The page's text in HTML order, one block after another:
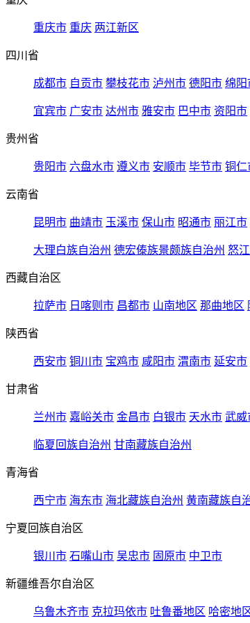
重庆市 重庆 两江新区
四川省
成都市 自贡市 攀枝花市 泸州市 德阳市 绵阳
宜宾市 广安市 达州市 雅安市 巴中市 资阳市
贵州省
贵阳市 六盘水市 遵义市 安顺市 毕节市 铜仁
云南省
昆明市 曲靖市 玉溪市 保山市 昭通市 丽江市
大理白族自治州 德宏傣族景颇族自治州 怒
西藏自治区
拉萨市 日喀则市 昌都市 山南地区 那曲地区
陕西省
西安市 铜川市 宝鸡市 咸阳市 渭南市 延安市
甘肃省
兰州市 嘉峪关市 金昌市 白银市 天水市 武威
临夏回族自治州 甘南藏族自治州
青海省
西宁市 海东市 海北藏族自治州 黄南藏族自
宁夏回族自治区
银川市 石嘴山市 吴忠市 固原市 中卫市
新疆维吾尔自治区
乌鲁木齐市 克拉玛依市 吐鲁番地区 哈密地